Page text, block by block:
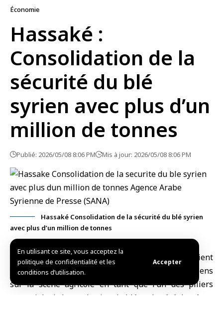
En utilisant ce site, vous acceptez la
politique de confidentialité et les
conditions d’utilisation.
Accepter
Économie
Hassaké :
Consolidation de la
sécurité du blé
syrien avec plus d’un
million de tonnes
Publié: 2026/05/08 8:06 PM Mis à jour: 2026/05/08 8:06 PM
Hassaké Consolidation de la sécurité du blé syrien
avec plus d’un million de tonnes
Damas, (SANA)Le gouvernorat de Hassaké
revient
comme l’un des plus importants gouvernorats syriens
sur la scène agricole en tant que l’un des piliers
essentiels de la production de blé et de céréales, à un